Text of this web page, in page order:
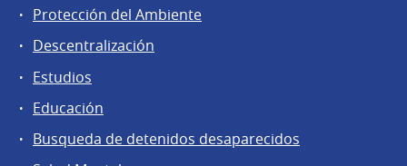
Protección del Ambiente
Descentralización
Estudios
Educación
Busqueda de detenidos desaparecidos